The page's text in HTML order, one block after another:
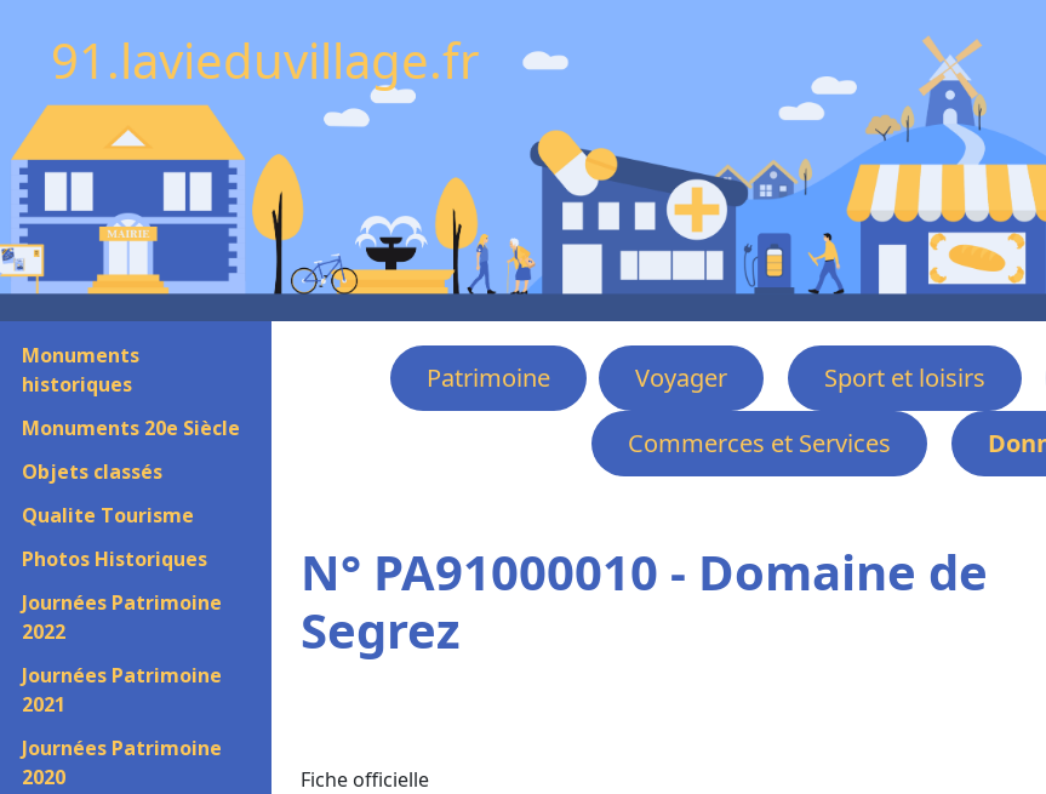
91.lavieduvillage.fr
Monuments
historiques
Monuments 20e Siècle
Objets classés
Qualite Tourisme
Photos Historiques
Journées Patrimoine
2022
Journées Patrimoine
2021
Journées Patrimoine
2020
Patrimoine Voyager Sport et loisirs
Commerces et Services
N° PA91000010 - Domaine de
Segrez
Fiche officielle